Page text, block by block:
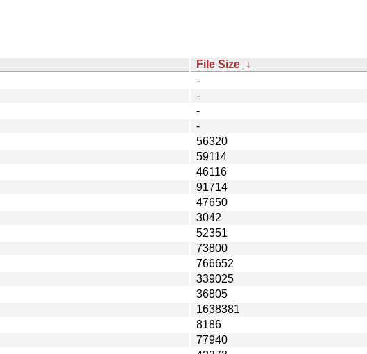
File Size ↓
-
-
-
-
56320
59114
46116
91714
47650
3042
52351
73800
766652
339025
36805
1638381
8186
77940